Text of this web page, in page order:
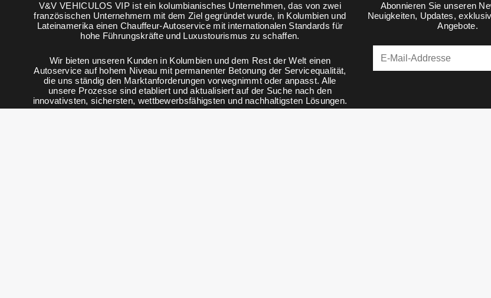
V&V VEHICULOS VIP ist ein kolumbianisches Unternehmen, das von zwei
französischen Unternehmern mit dem Ziel gegründet wurde, in Kolumbien und
Lateinamerika einen Chauffeur-Autoservice mit internationalen Standards für
hohe Führungskräfte und Luxustourismus zu schaffen.
Wir bieten unseren Kunden in Kolumbien und dem Rest der Welt einen
Autoservice auf hohem Niveau mit permanenter Betonung der Servicequalität,
die uns ständig den Marktanforderungen vorwegnimmt oder anpasst. Alle
unsere Prozesse sind etabliert und aktualisiert auf der Suche nach den
innovativsten, sichersten, wettbewerbsfähigsten und nachhaltigsten Lösungen.
Abonnieren Sie unseren
Neuigkeiten, Updates,
Angebote.